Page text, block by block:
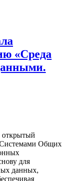
«Среда
открытый
Общих
для
данных,